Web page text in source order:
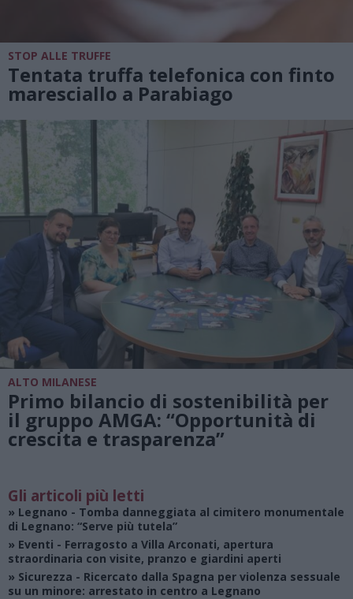
STOP ALLE TRUFFE
Tentata truffa telefonica con finto
maresciallo a Parabiago
ALTO MILANESE
Primo bilancio di sostenibilità per
il gruppo AMGA: “Opportunità di
crescita e trasparenza”
Gli articoli più letti
» Legnano - Tomba danneggiata al cimitero monumentale
di Legnano: “Serve più tutela”
» Eventi - Ferragosto a Villa Arconati, apertura
straordinaria con visite, pranzo e giardini aperti
» Sicurezza - Ricercato dalla Spagna per violenza sessuale
su un minore: arrestato in centro a Legnano